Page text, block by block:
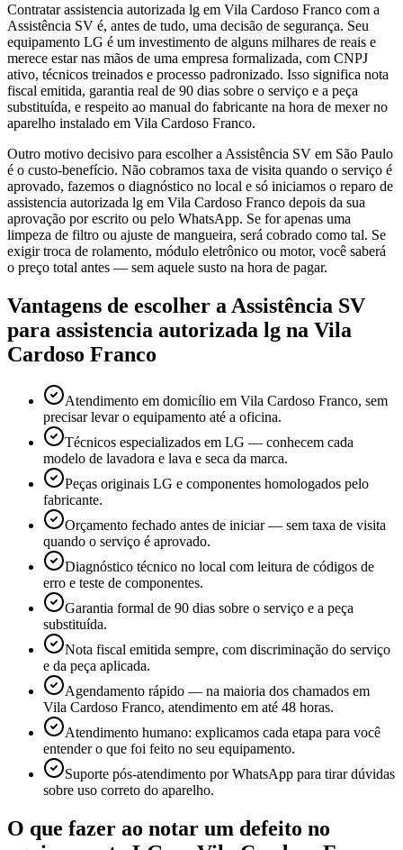
Contratar assistencia autorizada lg em Vila Cardoso Franco com a
Assistência SV é, antes de tudo, uma decisão de segurança. Seu
equipamento LG é um investimento de alguns milhares de reais e
merece estar nas mãos de uma empresa formalizada, com CNPJ
ativo, técnicos treinados e processo padronizado. Isso significa nota
fiscal emitida, garantia real de 90 dias sobre o serviço e a peça
substituída, e respeito ao manual do fabricante na hora de mexer no
aparelho instalado em Vila Cardoso Franco.
Outro motivo decisivo para escolher a Assistência SV em São Paulo
é o custo-benefício. Não cobramos taxa de visita quando o serviço é
aprovado, fazemos o diagnóstico no local e só iniciamos o reparo de
assistencia autorizada lg em Vila Cardoso Franco depois da sua
aprovação por escrito ou pelo WhatsApp. Se for apenas uma
limpeza de filtro ou ajuste de mangueira, será cobrado como tal. Se
exigir troca de rolamento, módulo eletrônico ou motor, você saberá
o preço total antes — sem aquele susto na hora de pagar.
Vantagens de escolher a Assistência SV
para assistencia autorizada lg na Vila
Cardoso Franco
Atendimento em domicílio em Vila Cardoso Franco, sem
precisar levar o equipamento até a oficina.
Técnicos especializados em LG — conhecem cada
modelo de lavadora e lava e seca da marca.
Peças originais LG e componentes homologados pelo
fabricante.
Orçamento fechado antes de iniciar — sem taxa de visita
quando o serviço é aprovado.
Diagnóstico técnico no local com leitura de códigos de
erro e teste de componentes.
Garantia formal de 90 dias sobre o serviço e a peça
substituída.
Nota fiscal emitida sempre, com discriminação do serviço
e da peça aplicada.
Agendamento rápido — na maioria dos chamados em
Vila Cardoso Franco, atendimento em até 48 horas.
Atendimento humano: explicamos cada etapa para você
entender o que foi feito no seu equipamento.
Suporte pós-atendimento por WhatsApp para tirar dúvidas
sobre uso correto do aparelho.
O que fazer ao notar um defeito no